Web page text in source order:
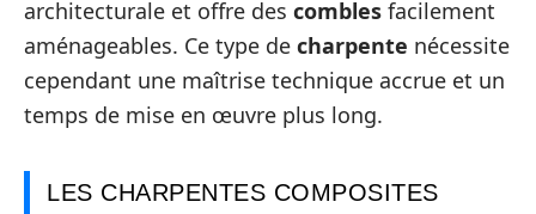
architecturale et offre des combles facilement
aménageables. Ce type de charpente nécessite
cependant une maîtrise technique accrue et un
temps de mise en œuvre plus long.
LES CHARPENTES COMPOSITES